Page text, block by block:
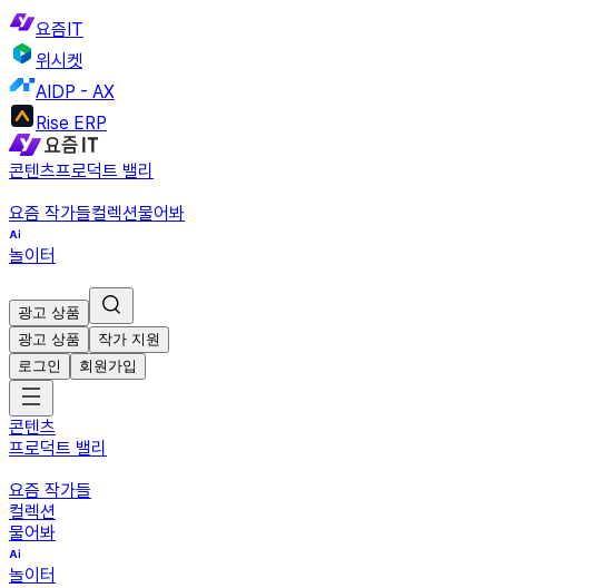
요즘IT
위시켓
AIDP - AX
Rise ERP
콘텐츠프로덕트 밸리
요즘 작가들컬렉션물어봐
놀이터
광고 상품
광고 상품
작가 지원
로그인
회원가입
콘텐츠
프로덕트 밸리
요즘 작가들
컬렉션
물어봐
놀이터